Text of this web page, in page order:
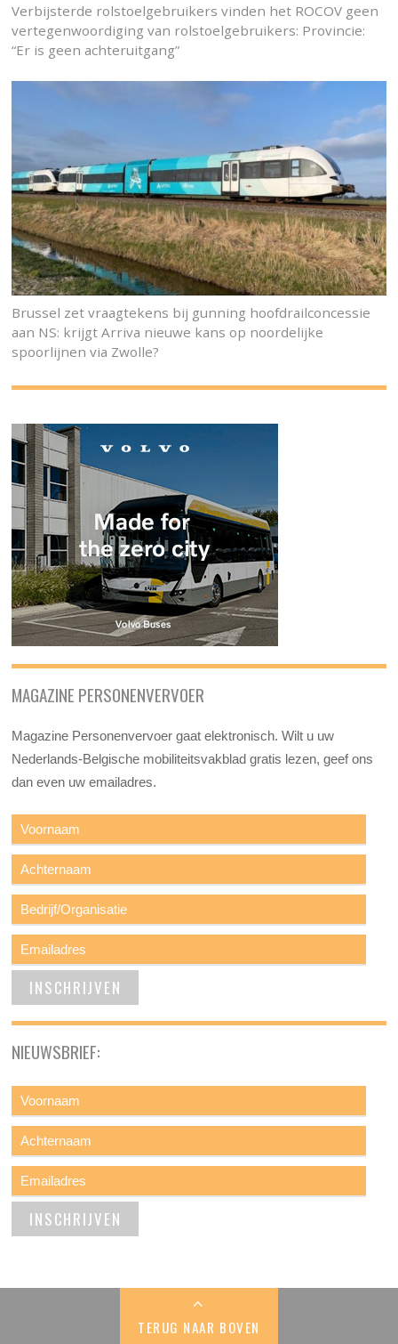
Verbijsterde rolstoelgebruikers vinden het ROCOV geen
vertegenwoordiging van rolstoelgebruikers: Provincie:
“Er is geen achteruitgang”
Brussel zet vraagtekens bij gunning hoofdrailconcessie
aan NS: krijgt Arriva nieuwe kans op noordelijke
spoorlijnen via Zwolle?
MAGAZINE PERSONENVERVOER
Magazine Personenvervoer gaat elektronisch. Wilt u uw
Nederlands-Belgische mobiliteitsvakblad gratis lezen, geef ons
dan even uw emailadres.
NIEUWSBRIEF:
TERUG NAAR BOVEN